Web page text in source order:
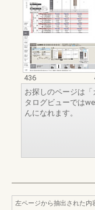
436
お探しのページは
タログビューでは
んになれます。
左ページから抽出された内